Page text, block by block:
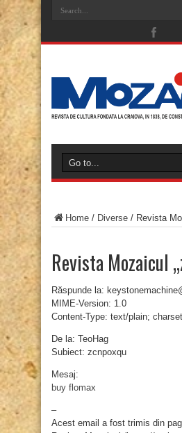
Home / Diverse / Revista
Revista Mozaicul
Răspunde la:
MIME-Version: 1.0
Content-Type: text/plain;
De la: TeoHag
Subiect: zcnpoxqu
Mesaj:
buy flomax
–
Acest email a fost trimis din